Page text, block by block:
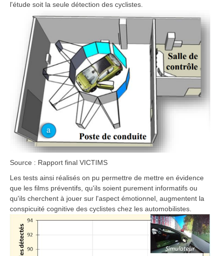
l'étude soit la seule détection des cyclistes.
Source : Rapport final VICTIMS
Les tests ainsi réalisés on pu permettre de mettre en évidence
que les films préventifs, qu'ils soient purement informatifs ou
qu'ils cherchent à jouer sur l'aspect émotionnel, augmentent la
conspicuité cognitive des cyclistes chez les automobilistes.